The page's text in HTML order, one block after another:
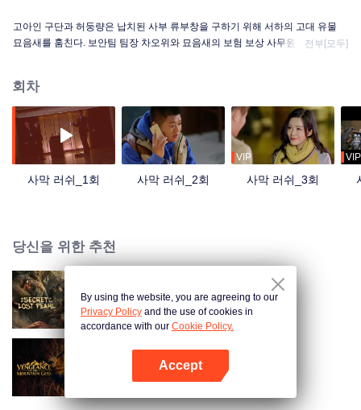
고아인 구단과 허둥량은 납치된 사부 류부창을 구하기 위해 서하의 고대 유물
묘음새를 훔친다. 보안팀 팀장 차오위와 묘음새의 보험 보상 사무원 위샤오샤오
전부[모두]
회차
사막 러쉬_1회 사막 러쉬_2회
VIP
사막 러쉬_3회
VIP
당신을 위한 추천
잃어버린 명주의 비밀
산신 밀림 기록
By using the website, you are agreeing to our
Privacy Policy and the use of cookies in
accordance with our Cookie Policy.
Accept